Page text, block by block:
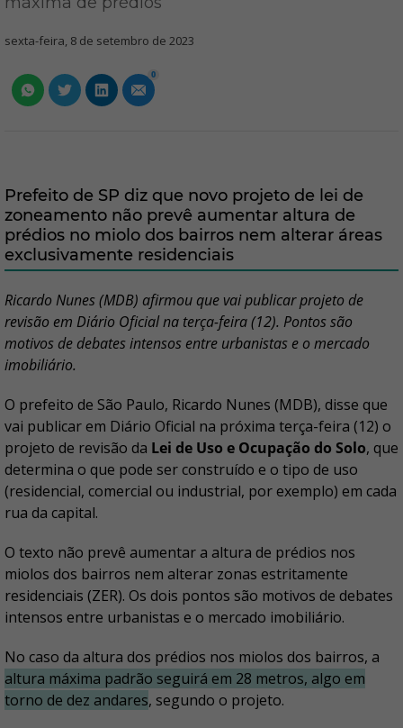
sexta-feira, 8 de setembro de 2023
0
Prefeito de SP diz que novo projeto de lei de
zoneamento não prevê aumentar altura de
prédios no miolo dos bairros nem alterar áreas
exclusivamente residenciais
Ricardo Nunes (MDB) afirmou que vai publicar projeto de
revisão em Diário Oficial na terça-feira (12). Pontos são
motivos de debates intensos entre urbanistas e o mercado
imobiliário.
O prefeito de São Paulo, Ricardo Nunes (MDB), disse que
vai publicar em Diário Oficial na próxima terça-feira (12) o
projeto de revisão da Lei de Uso e Ocupação do Solo, que
determina o que pode ser construído e o tipo de uso
(residencial, comercial ou industrial, por exemplo) em cada
rua da capital.
O texto não prevê aumentar a altura de prédios nos
miolos dos bairros nem alterar zonas estritamente
residenciais (ZER). Os dois pontos são motivos de debates
intensos entre urbanistas e o mercado imobiliário.
No caso da altura dos prédios nos miolos dos bairros, a
altura máxima padrão seguirá em 28 metros, algo em
torno de dez andares, segundo o projeto.